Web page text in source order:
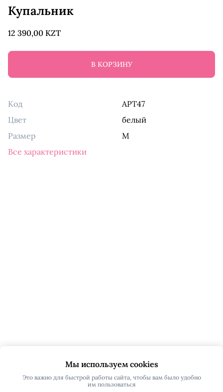
1
of
4
Купальник
12 390,00 KZT
В КОРЗИНУ
Код
APT47
Цвет
белый
Размер
M
Все характеристики
Мы используем cookies
Это важно для быстрой работы сайта, чтобы вам было удобно
им пользоваться